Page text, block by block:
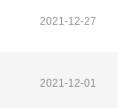
2021-12-27
2021-12-01